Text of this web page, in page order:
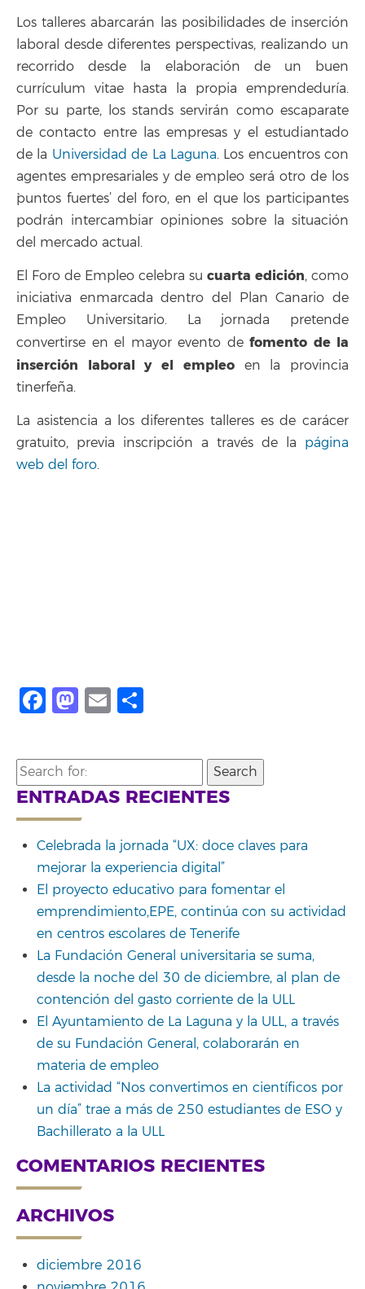
Los talleres abarcarán las posibilidades de inserción
laboral desde diferentes perspectivas, realizando un
recorrido desde la elaboración de un buen
currículum vitae hasta la propia emprendeduría.
Por su parte, los stands servirán como escaparate
de contacto entre las empresas y el estudiantado
de la Universidad de La Laguna. Los encuentros con
agentes empresariales y de empleo será otro de los
`puntos fuertes’ del foro, en el que los participantes
podrán intercambiar opiniones sobre la situación
del mercado actual.
El Foro de Empleo celebra su cuarta edición, como
iniciativa enmarcada dentro del Plan Canario de
Empleo Universitario. La jornada pretende
convertirse en el mayor evento de fomento de la
inserción laboral y el empleoen la provincia
tinerfeña.
La asistencia a los diferentes talleres es de carácer
gratuito, previa inscripción a través de la página
web del foro.
Facebook
Mastodon
Email
Search
for:
ENTRADAS RECIENTES
Celebrada la jornada “UX: doce claves para
mejorar la experiencia digital”
El proyecto educativo para fomentar el
emprendimiento,EPE, continúa con su actividad
en centros escolares de Tenerife
La Fundación General universitaria se suma,
desde la noche del 30 de diciembre, al plan de
contención del gasto corriente de la ULL
El Ayuntamiento de La Laguna y la ULL, a través
de su Fundación General, colaborarán en
materia de empleo
La actividad “Nos convertimos en científicos por
un día” trae a más de 250 estudiantes de ESO y
Bachillerato a la ULL
COMENTARIOS RECIENTES
ARCHIVOS
diciembre 2016